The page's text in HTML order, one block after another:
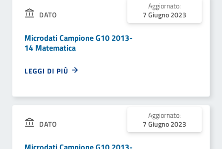
DATO
Aggiornato:
7 Giugno 2023
Microdati Campione G10 2013-
14 Matematica
LEGGI DI PIÙ
DATO
Aggiornato:
7 Giugno 2023